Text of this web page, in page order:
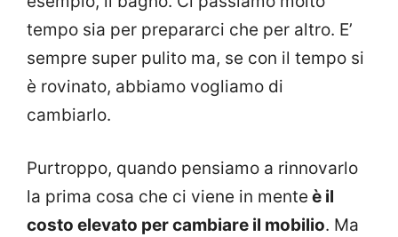
tempo sia per prepararci che per altro. E’
sempre super pulito ma, se con il tempo si
è rovinato, abbiamo vogliamo di
cambiarlo.
Purtroppo, quando pensiamo a rinnovarlo
la prima cosa che ci viene in mente è il
costo elevato per cambiare il mobilio. Ma